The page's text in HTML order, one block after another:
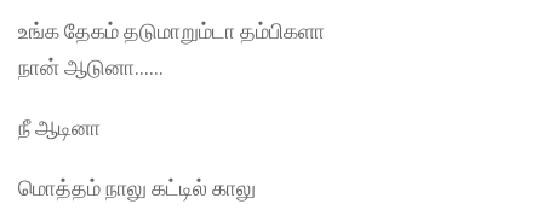
உங்க தேகம் தடுமாறும்டா தம்பிகளா
நான் ஆடுனா……
நீ ஆடினா
மொத்தம் நாலு கட்டில் காலு